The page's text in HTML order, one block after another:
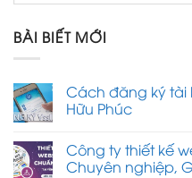
BÀI BIẾT MỚI
Cách đăng ký tài
Hữu Phúc
Công ty thiết kế
Chuyên nghiệp,